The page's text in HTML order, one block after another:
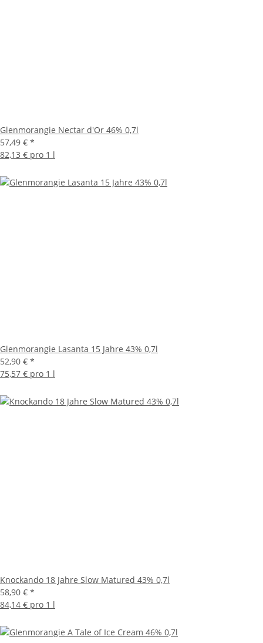
Glenmorangie Nectar d'Or 46% 0,7l
57,49 € *
82,13 € pro 1 l
Glenmorangie Lasanta 15 Jahre 43% 0,7l
52,90 € *
75,57 € pro 1 l
Knockando 18 Jahre Slow Matured 43% 0,7l
58,90 € *
84,14 € pro 1 l